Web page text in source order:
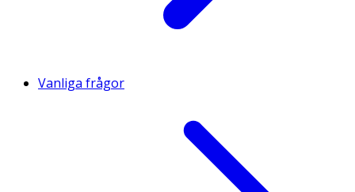
Vanliga frågor